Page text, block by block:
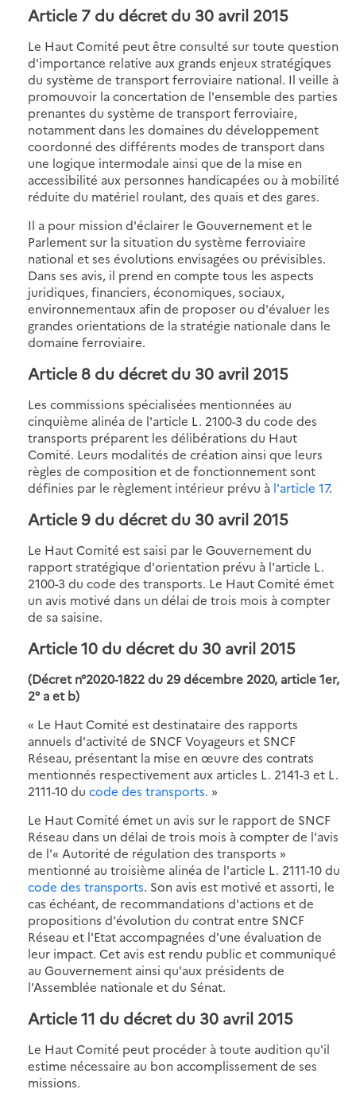
Article 7 du décret du 30 avril 2015
Le Haut Comité peut être consulté sur toute question
d'importance relative aux grands enjeux stratégiques
du système de transport ferroviaire national. Il veille à
promouvoir la concertation de l'ensemble des parties
prenantes du système de transport ferroviaire,
notamment dans les domaines du développement
coordonné des différents modes de transport dans
une logique intermodale ainsi que de la mise en
accessibilité aux personnes handicapées ou à mobilité
réduite du matériel roulant, des quais et des gares.
Il a pour mission d'éclairer le Gouvernement et le
Parlement sur la situation du système ferroviaire
national et ses évolutions envisagées ou prévisibles.
Dans ses avis, il prend en compte tous les aspects
juridiques, financiers, économiques, sociaux,
environnementaux afin de proposer ou d'évaluer les
grandes orientations de la stratégie nationale dans le
domaine ferroviaire.
Article 8 du décret du 30 avril 2015
Les commissions spécialisées mentionnées au
cinquième alinéa de l'article L. 2100-3 du code des
transports préparent les délibérations du Haut
Comité. Leurs modalités de création ainsi que leurs
règles de composition et de fonctionnement sont
définies par le règlement intérieur prévu à l'article 17.
Article 9 du décret du 30 avril 2015
Le Haut Comité est saisi par le Gouvernement du
rapport stratégique d'orientation prévu à l'article L.
2100-3 du code des transports. Le Haut Comité émet
un avis motivé dans un délai de trois mois à compter
de sa saisine.
Article 10 du décret du 30 avril 2015
(Décret n°2020-1822 du 29 décembre 2020, article 1er,
2° a et b)
« Le Haut Comité est destinataire des rapports
annuels d'activité de SNCF Voyageurs et SNCF
Réseau, présentant la mise en œuvre des contrats
mentionnés respectivement aux articles L. 2141-3 et L.
2111-10 du code des transports. »
Le Haut Comité émet un avis sur le rapport de SNCF
Réseau dans un délai de trois mois à compter de l'avis
de l'« Autorité de régulation des transports »
mentionné au troisième alinéa de l'article L. 2111-10 du
code des transports. Son avis est motivé et assorti, le
cas échéant, de recommandations d'actions et de
propositions d'évolution du contrat entre SNCF
Réseau et l'Etat accompagnées d'une évaluation de
leur impact. Cet avis est rendu public et communiqué
au Gouvernement ainsi qu'aux présidents de
l'Assemblée nationale et du Sénat.
Article 11 du décret du 30 avril 2015
Le Haut Comité peut procéder à toute audition qu'il
estime nécessaire au bon accomplissement de ses
missions.